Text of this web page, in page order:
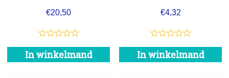
€20,50
In winkelmand
€4,32
In winkelmand